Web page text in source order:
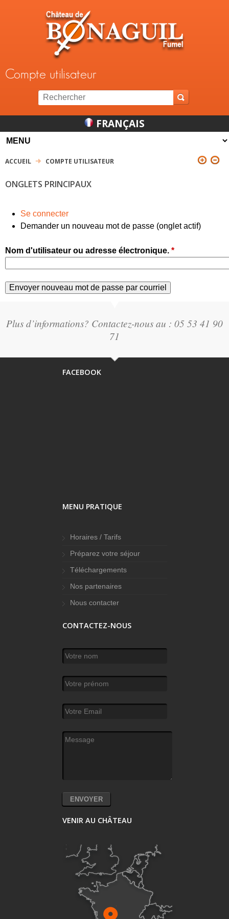
Compte utilisateur
FRANÇAIS
ACCUEIL COMPTE UTILISATEUR
ONGLETS PRINCIPAUX
Se connecter
Demander un nouveau mot de passe (onglet actif)
Nom d'utilisateur ou adresse électronique. *
Plus d’informations? Contactez-nous au : 05 53 41 90
71
FACEBOOK
MENU PRATIQUE
Horaires / Tarifs
Préparez votre séjour
Téléchargements
Nos partenaires
Nous contacter
CONTACTEZ-NOUS
Votre nom
Votre prénom
Votre Email
Message
VENIR AU CHÂTEAU